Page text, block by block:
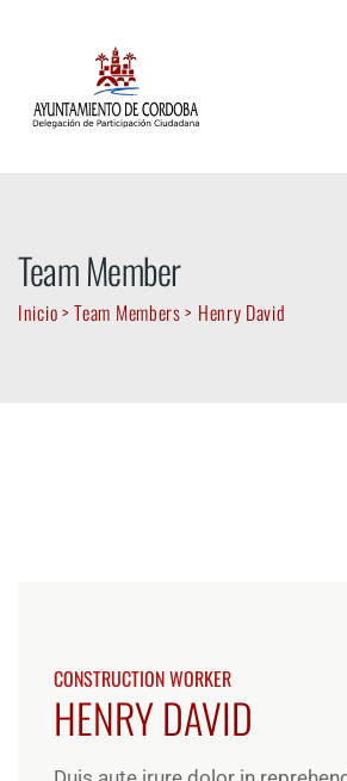
Team Member
Inicio>Team Members> Henry David
CONSTRUCTION WORKER
HENRY DAVID